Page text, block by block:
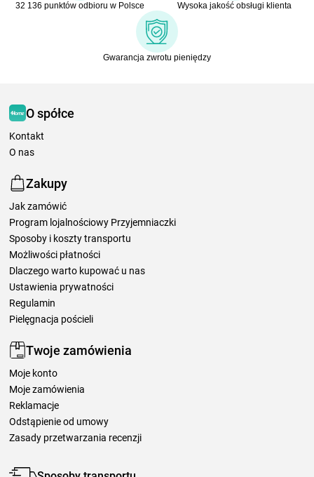
32 136 punktów odbioru w Polsce Wysoka jakość obsługi klienta
Gwarancja zwrotu pieniędzy
O spółce
Kontakt
O nas
Zakupy
Jak zamówić
Program lojalnościowy Przyjemniaczki
Sposoby i koszty transportu
Możliwości płatności
Dlaczego warto kupować u nas
Ustawienia prywatności
Regulamin
Pielęgnacja pościeli
Twoje zamówienia
Moje konto
Moje zamówienia
Reklamacje
Odstąpienie od umowy
Zasady przetwarzania recenzji